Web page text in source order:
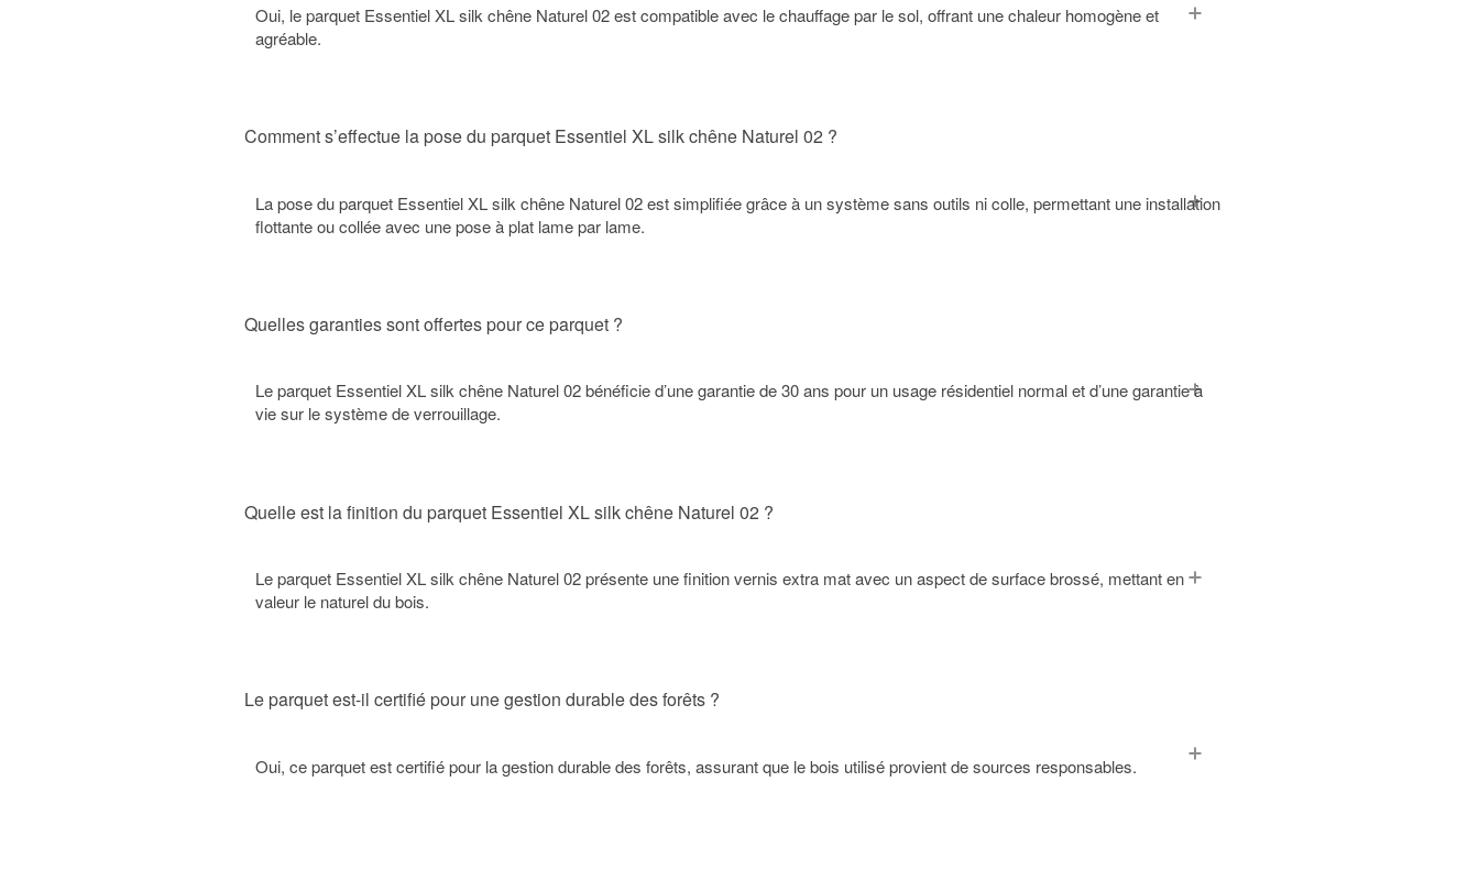
Oui, le parquet Essentiel XL silk chêne Naturel 02 est compatible avec le chauffage par le sol, offrant une chaleur homogène et
agréable.
Comment s’effectue la pose du parquet Essentiel XL silk chêne Naturel 02 ?
La pose du parquet Essentiel XL silk chêne Naturel 02 est simplifiée grâce à un système sans outils ni colle, permettant une installation
flottante ou collée avec une pose à plat lame par lame.
Quelles garanties sont offertes pour ce parquet ?
Le parquet Essentiel XL silk chêne Naturel 02 bénéficie d’une garantie de 30 ans pour un usage résidentiel normal et d’une garantie à
vie sur le système de verrouillage.
Quelle est la finition du parquet Essentiel XL silk chêne Naturel 02 ?
Le parquet Essentiel XL silk chêne Naturel 02 présente une finition vernis extra mat avec un aspect de surface brossé, mettant en
valeur le naturel du bois.
Le parquet est-il certifié pour une gestion durable des forêts ?
Oui, ce parquet est certifié pour la gestion durable des forêts, assurant que le bois utilisé provient de sources responsables.